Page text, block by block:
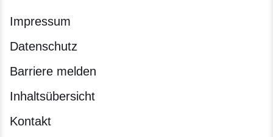
Impressum
Datenschutz
Barriere melden
Inhaltsübersicht
Kontakt